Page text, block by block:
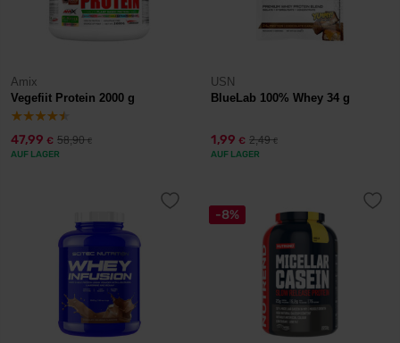
Amix
Vegefiit Protein 2000 g
47,99 € 58,90€
AUF LAGER
USN
BlueLab 100% Whey 34 g
1,99 € 2,49€
AUF LAGER
-8%